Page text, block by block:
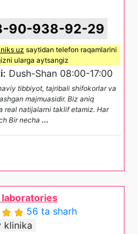
90-938-92-29
uz saytidan telefon raqamlarini
ularga aytsangiz
Dush-Shan 08:00-17:00
tibbiyot, tajribali shifokorlar va
majmuasidir. Biz aniq
real natijalarni taklif etamiz. Har
Bir necha ...
56 ta sharh
klinika